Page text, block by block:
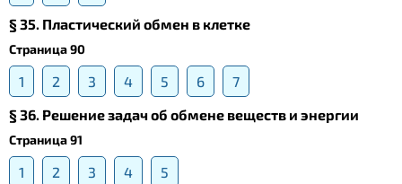
§ 35. Пластический обмен в клетке
Страница 90
1 2 3 4 5 6
7
§ 36. Решение задач об обмене веществ и энергии
Страница 91
1 2 3 4 5